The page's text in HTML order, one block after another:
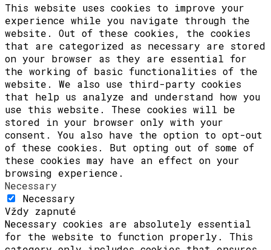
This website uses cookies to improve your
experience while you navigate through the
website. Out of these cookies, the cookies
that are categorized as necessary are stored
on your browser as they are essential for
the working of basic functionalities of the
website. We also use third-party cookies
that help us analyze and understand how you
use this website. These cookies will be
stored in your browser only with your
consent. You also have the option to opt-out
of these cookies. But opting out of some of
these cookies may have an effect on your
browsing experience.
Necessary
Necessary
Vždy zapnuté
Necessary cookies are absolutely essential
for the website to function properly. This